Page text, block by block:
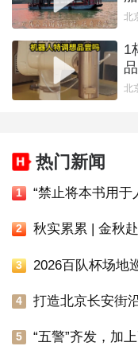
北
1
北
热门新闻
1 “禁止将本书用
2 秋实累累 | 金秋
3
4
5